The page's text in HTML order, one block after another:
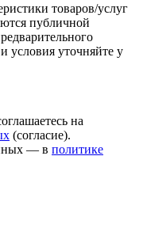
товаров/услуг
публичной
условия уточняйте у
на
(согласие).
— в политике